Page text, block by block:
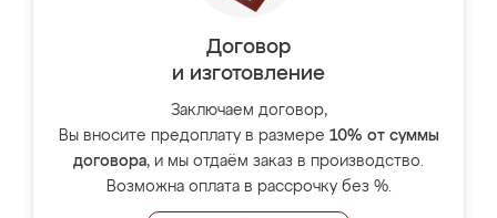
Договор
и изготовление
Заключаем договор,
Вы вносите предоплату в размере 10% от суммы
договора, и мы отдаём заказ в производство.
Возможна оплата в рассрочку без %.